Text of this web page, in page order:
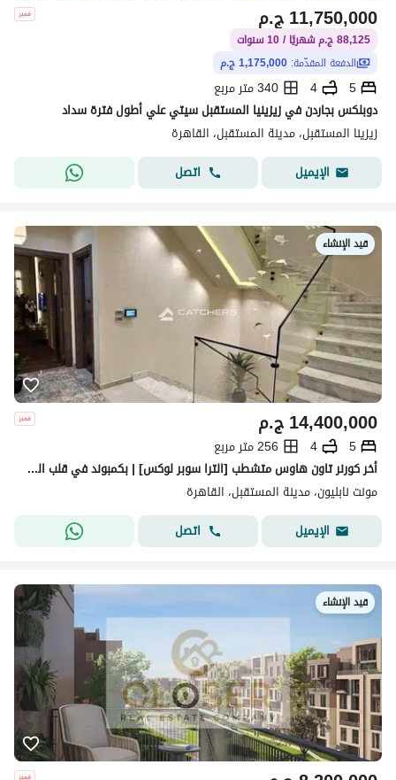
ج.م11,750,000
88,125 ج.م شهريًا / 10 سنوات
الدفعة المقدّمة: 1,175,000 ج.م
5
4
340 متر مربع
دوبلكس بجاردن في زيزينيا المستقبل سيتي علي أطول فترة سداد
زيزينا المستقبل، مدينة المستقبل، القاهرة
الإيميل
اتصل
قيد الإنشاء
ج.م14,400,000
5
4
256 متر مربع
أخر كورنر تاون هاوس متشطب [الترا سوبر لوكس] | بكمبوند في قلب المستقبل سيتي بلوكيشن ممتاز بالقرب من الرحاب & مدينتي & التجمع الخامس
مونت نابليون، مدينة المستقبل، القاهرة
الإيميل
اتصل
قيد الإنشاء